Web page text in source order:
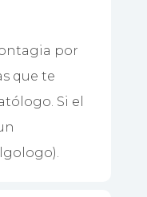
por
que te
Si el